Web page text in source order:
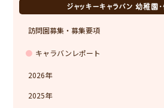
ジャッキーキャラバン 幼稚園
訪問園募集・募集要項
キャラバンレポート
2026
2025